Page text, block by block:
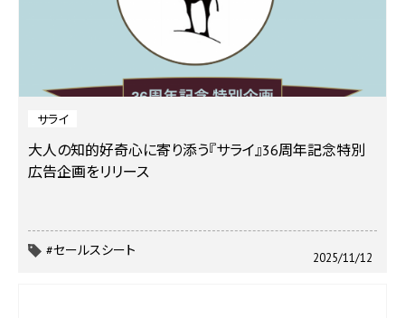
サライ
大人の知的好奇心に寄り添う『サライ』36周年記念特別
広告企画をリリース
2025/11/12
#セールスシート